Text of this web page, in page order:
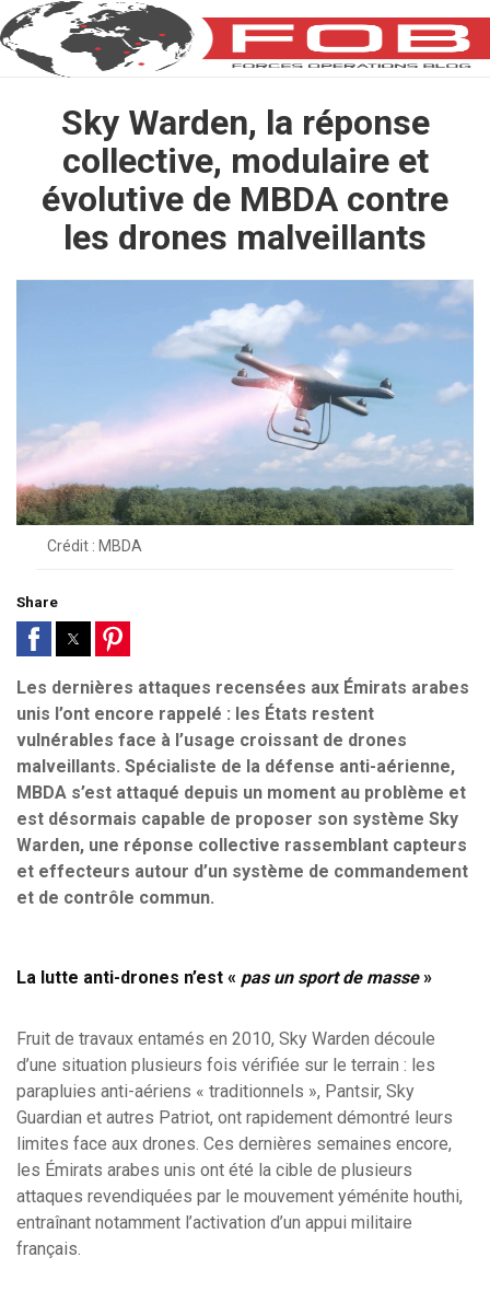
Sky Warden, la réponse
collective, modulaire et
évolutive de MBDA contre
les drones malveillants
Crédit : MBDA
Share
Les dernières attaques recensées aux Émirats arabes
unis l’ont encore rappelé : les États restent
vulnérables face à l’usage croissant de drones
malveillants. Spécialiste de la défense anti-aérienne,
MBDA s’est attaqué depuis un moment au problème et
est désormais capable de proposer son système Sky
Warden, une réponse collective rassemblant capteurs
et effecteurs autour d’un système de commandement
et de contrôle commun.
La lutte anti-drones n’est « pas un sport de masse»
Fruit de travaux entamés en 2010, Sky Warden découle
d’une situation plusieurs fois vérifiée sur le terrain : les
parapluies anti-aériens « traditionnels », Pantsir, Sky
Guardian et autres Patriot, ont rapidement démontré leurs
limites face aux drones. Ces dernières semaines encore,
les Émirats arabes unis ont été la cible de plusieurs
attaques revendiquées par le mouvement yéménite houthi,
entraînant notamment l’activation d’un appui militaire
français.